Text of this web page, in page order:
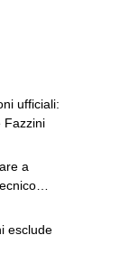
ufficiali:
Fazzini
a
esclude